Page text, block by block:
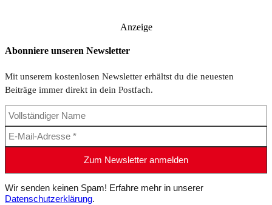
Anzeige
Abonniere unseren Newsletter
Mit unserem kostenlosen Newsletter erhältst du die neuesten
Beiträge immer direkt in dein Postfach.
Wir senden keinen Spam! Erfahre mehr in unserer
Datenschutzerklärung.